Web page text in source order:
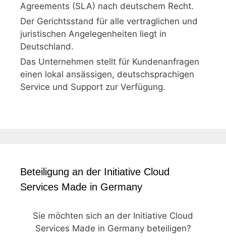
Agreements (SLA) nach deutschem Recht.
Der Gerichtsstand für alle vertraglichen und
juristischen Angelegenheiten liegt in
Deutschland.
Das Unternehmen stellt für Kundenanfragen
einen lokal ansässigen, deutschsprachigen
Service und Support zur Verfügung.
Beteiligung an der Initiative Cloud
Services Made in Germany
Sie möchten sich an der Initiative Cloud
Services Made in Germany beteiligen?